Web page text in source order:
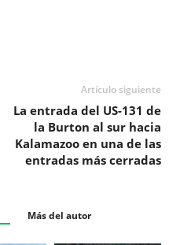
Artículo siguiente
La entrada del US-131 de
la Burton al sur hacia
Kalamazoo en una de las
entradas más cerradas
Más del autor